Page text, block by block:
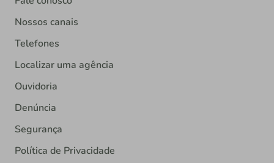
Nossos canais
Telefones
Localizar uma agência
Ouvidoria
Denúncia
Segurança
Política de Privacidade